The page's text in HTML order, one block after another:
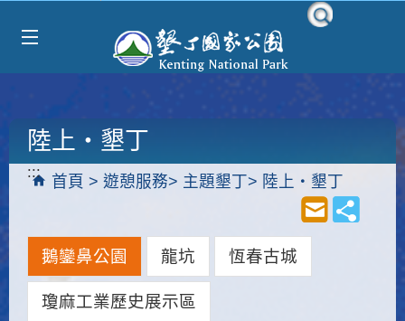
:::
首頁 遊憩服務 主題墾丁 陸上‧墾丁
陸上‧墾丁
鵝鑾鼻公園 龍坑 恆春古城
瓊麻工業歷史展示區